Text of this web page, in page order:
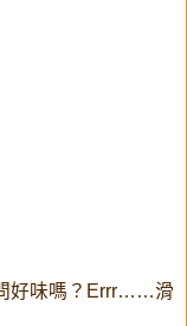
好味嗎？Errr……滑